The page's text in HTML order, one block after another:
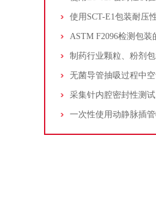
采集针内腔密封性测试